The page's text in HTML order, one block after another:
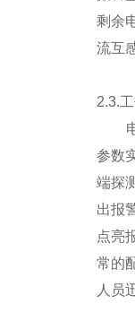
剩余
流互
2.3.
电
参数
端探
出报
点亮
常的
人员